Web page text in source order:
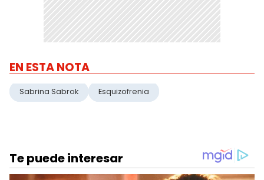
EN ESTA NOTA
Sabrina Sabrok Esquizofrenia